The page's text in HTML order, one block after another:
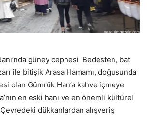
güney cephesi Bedesten, batı
ile bitişik Arasa Hamamı, doğusunda
olan Gümrük Han’a kahve içmeye
en eski hanı ve en önemli kültürel
dükkanlardan alışveriş